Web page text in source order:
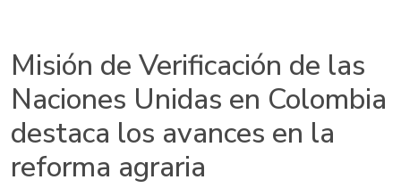
Misión de Verificación de las
Naciones Unidas en Colombia
destaca los avances en la
reforma agraria